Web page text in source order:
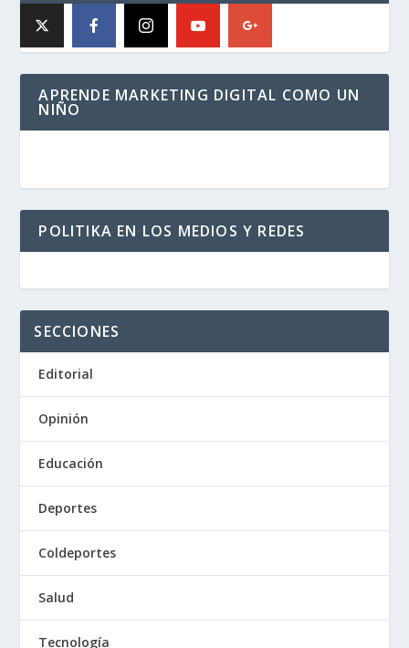
APRENDE MARKETING DIGITAL COMO UN
NIÑO
POLITIKA EN LOS MEDIOS Y REDES
SECCIONES
Editorial
Opinión
Educación
Deportes
Coldeportes
Salud
Tecnología